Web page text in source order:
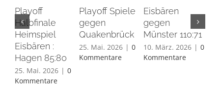
Playoff
Halbfinale
Heimspiel
Eisbären :
Hagen 85:80
25. Mai. 2026 | 0
Kommentare
Playoff Spiele
gegen
Quakenbrück
25. Mai. 2026 | 0
Kommentare
Eisbären
gegen
Münster 110:71
10. März. 2026 | 0
Kommentare